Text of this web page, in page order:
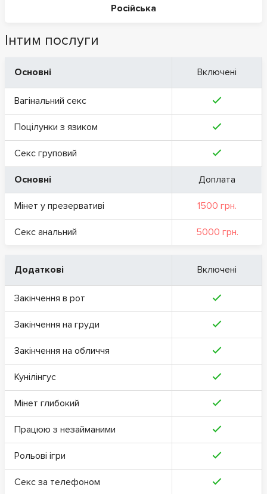
Російська
Інтим послуги
Основні Включені
Вагінальний секс
Поцілунки з язиком
Секс груповий
Основні Доплата
Мінет у презервативі 1500 грн.
Секс анальний 5000 грн.
Додаткові Включені
Закінчення в рот
Закінчення на груди
Закінчення на обличчя
Кунілінгус
Мінет глибокий
Працюю з незайманими
Рольові ігри
Секс за телефоном